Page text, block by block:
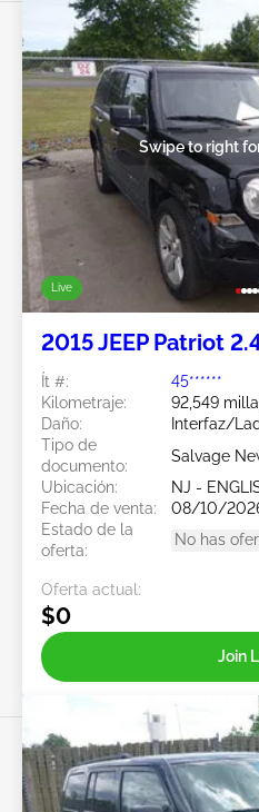
Live
Swipe to right
2015 JEEP Patriot
Ít #:
45******
Kilometraje:
92,549
Daño:
Interfaz/
Tipo de
documento:
Salvage
Ubicación:
NJ -
Fecha de venta:
08/10/
Estado de la
oferta:
No has
Oferta actual:
$0
Join